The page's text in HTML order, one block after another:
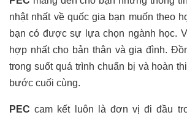
nhật nhất về quốc gia bạn muốn theo
bạn có được sự lựa chọn ngành học.
hợp nhất cho bản thân và gia đình.
trong suốt quá trình chuẩn bị và hoàn
bước cuối cùng.
PECcam kết luôn là đơn vị đi đầu